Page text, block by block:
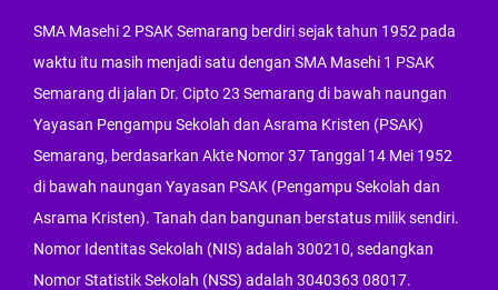
SMA Masehi 2 PSAK Semarang berdiri sejak tahun 1952 pada
waktu itu masih menjadi satu dengan SMA Masehi 1 PSAK
Semarang di jalan Dr. Cipto 23 Semarang di bawah naungan
Yayasan Pengampu Sekolah dan Asrama Kristen (PSAK)
Semarang, berdasarkan Akte Nomor 37 Tanggal 14 Mei 1952
di bawah naungan Yayasan PSAK (Pengampu Sekolah dan
Asrama Kristen). Tanah dan bangunan berstatus milik sendiri.
Nomor Identitas Sekolah (NIS) adalah 300210, sedangkan
Nomor Statistik Sekolah (NSS) adalah 3040363 08017.